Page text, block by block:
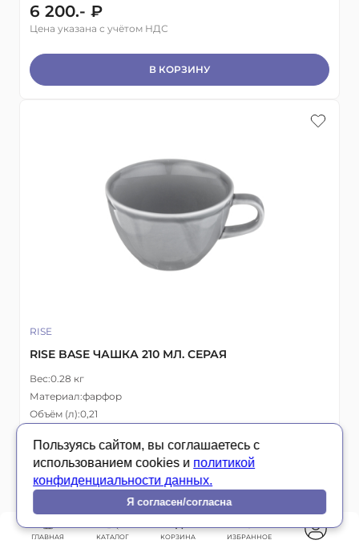
Пользуясь сайтом, вы соглашаетесь с
использованием cookies и политикой
конфиденциальности данных.
Я согласен/согласна
ГЛАВНАЯ КАТАЛОГ КОРЗИНА ИЗБРАННОЕ
6 200.- ₽
Цена указана с учётом НДС
В КОРЗИНУ
RISE
RISE BASE ЧАШКА 210 МЛ. СЕРАЯ
Вес:0.28 кг
Материал:фарфор
Объём (л):0,21
Дом HoReCa
1 035.- ₽
Цена указана с учётом НДС